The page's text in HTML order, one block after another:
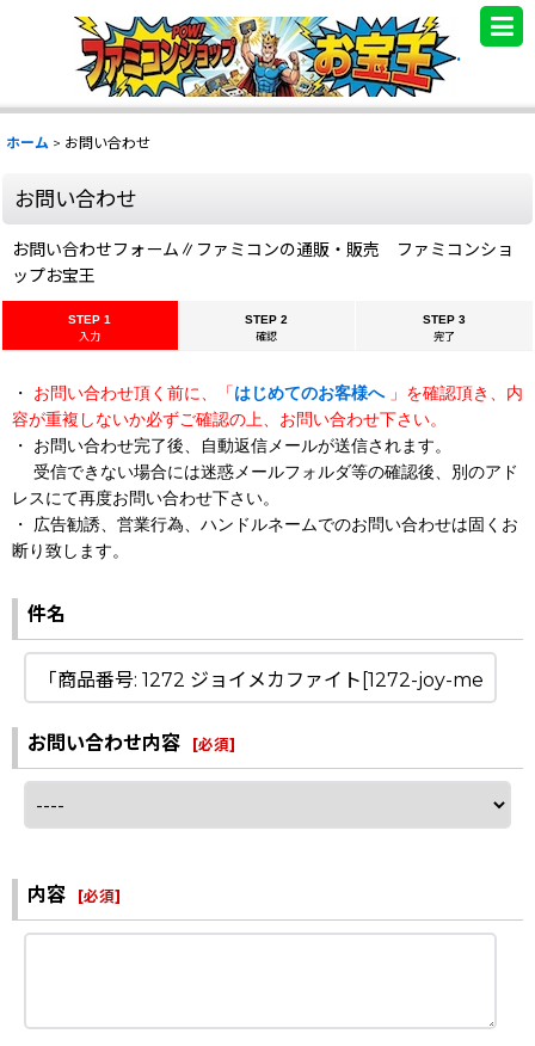
.
ホーム > お問い合わせ
お問い合わせ
お問い合わせフォーム∥ファミコンの通販・販売 ファミコンショ
ップお宝王
STEP 1
入力
STEP 2
確認
STEP 3
完了
・ お問い合わせ頂く前に、「はじめてのお客様へ 」を確認頂き、内
容が重複しないか必ずご確認の上、お問い合わせ下さい。
・ お問い合わせ完了後、自動返信メールが送信されます。
受信できない場合には迷惑メールフォルダ等の確認後、別のアド
レスにて再度お問い合わせ下さい。
・ 広告勧誘、営業行為、ハンドルネームでのお問い合わせは固くお
断り致します。
件名
お問い合わせ内容 [必須]
内容 [必須]